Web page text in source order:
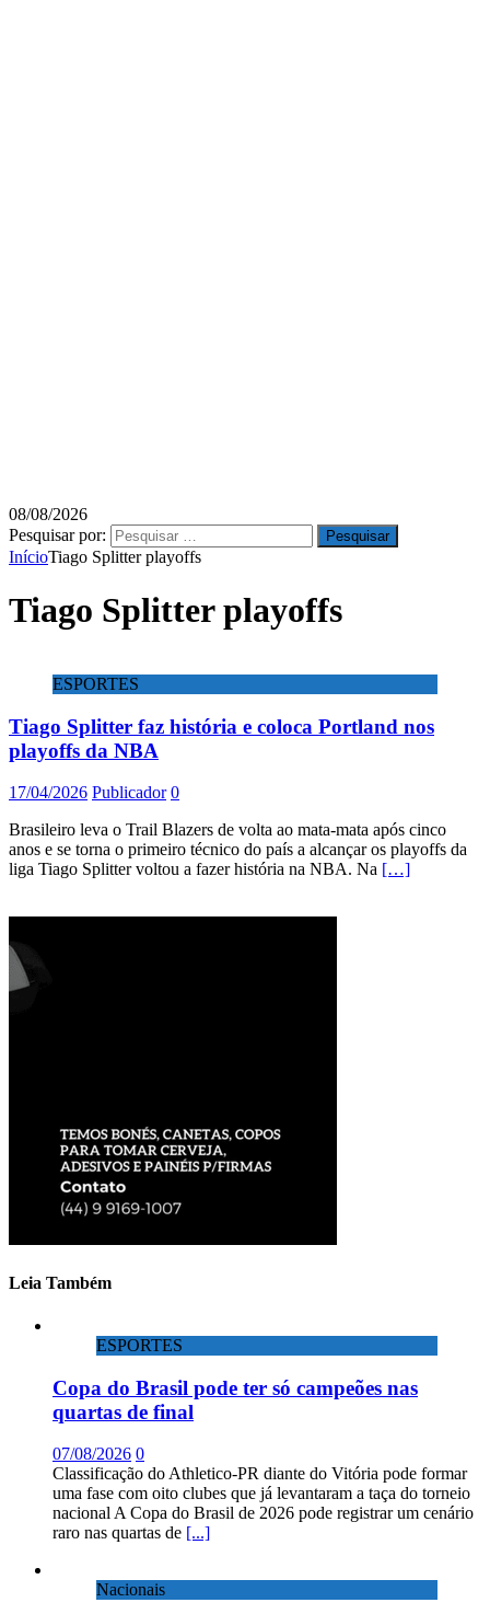
08/08/2026
Pesquisar por:
InícioTiago Splitter playoffs
Tiago Splitter playoffs
ESPORTES
Tiago Splitter faz história e coloca Portland nos
playoffs da NBA
17/04/2026 Publicador 0
Brasileiro leva o Trail Blazers de volta ao mata-mata após cinco
anos e se torna o primeiro técnico do país a alcançar os playoffs da
liga Tiago Splitter voltou a fazer história na NBA. Na […]
Leia Também
ESPORTES
Copa do Brasil pode ter só campeões nas
quartas de final
07/08/2026 0
Classificação do Athletico-PR diante do Vitória pode formar
uma fase com oito clubes que já levantaram a taça do torneio
nacional A Copa do Brasil de 2026 pode registrar um cenário
raro nas quartas de [...]
Nacionais